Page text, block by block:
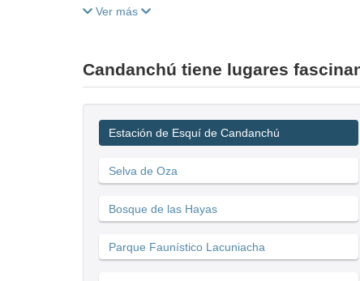
Ver más
Candanchú tiene lugares
Estación de Esquí de Candanchú
Selva de Oza
Bosque de las Hayas
Parque Faunístico Lacuniacha